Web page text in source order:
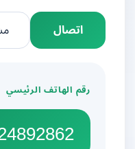
اتصال
مشاركة
رقم الهاتف الرئيسي
24892862